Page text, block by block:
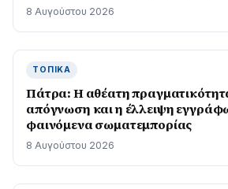
8 Αυγούστου 2026
ΤΟΠΙΚΆ
Πάτρα: Η αθέατη
απόγνωση και η έλλειψη
φαινόμενα σωματεμπορίας
8 Αυγούστου 2026